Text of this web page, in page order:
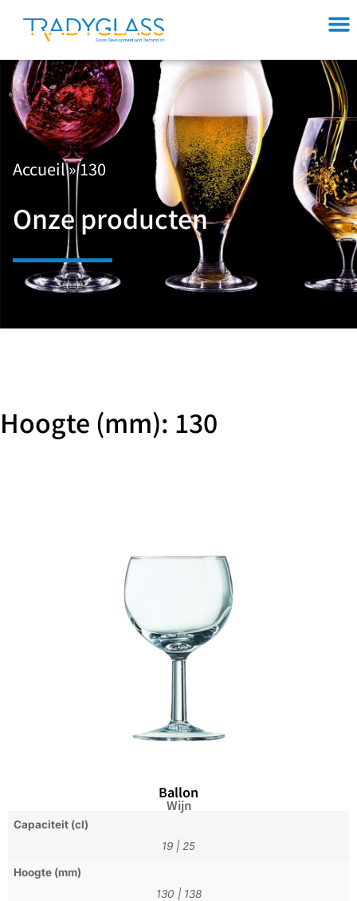
Accueil»130
Onze producten
Hoogte (mm): 130
Ballon
Wijn
Capaciteit (cl)
19 | 25
Hoogte (mm)
130 | 138